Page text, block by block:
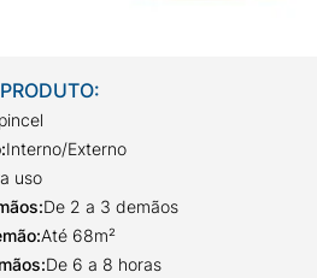
:Interno/Externo
uso
:De 2 a 3 demãos
:Até 68m²
:De 6 a 8 horas